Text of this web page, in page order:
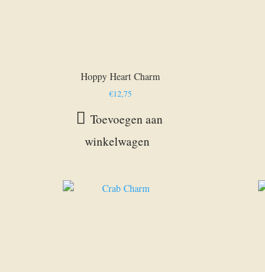
Hoppy Heart Charm
€12,75
Toevoegen aan
winkelwagen